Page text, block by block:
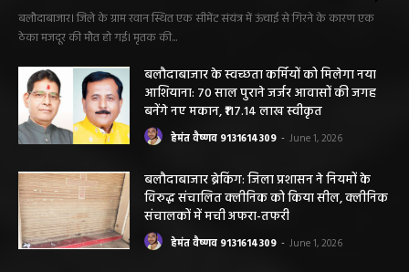
बलौदाबाजार। जिले के ग्राम रवान स्थित एक सीमेंट संयंत्र में ऊंचाई से गिरने के कारण एक
ठेका मजदूर की मौत हो गई। मृतक की...
बलौदाबाजार के स्वच्छता कर्मियों को मिलेगा नया
आशियाना: 70 साल पुराने जर्जर आवासों की जगह
बनेंगे नए मकान, ₹117.14 लाख स्वीकृत
हेमंत वैष्णव 9131614309 - June 1, 2026
बलौदाबाजार ब्रेकिंग: जिला प्रशासन ने नियमों के
विरुद्ध संचालित क्लीनिक को किया सील, क्लीनिक
संचालकों में मची अफरा-तफरी
हेमंत वैष्णव 9131614309 - June 1, 2026